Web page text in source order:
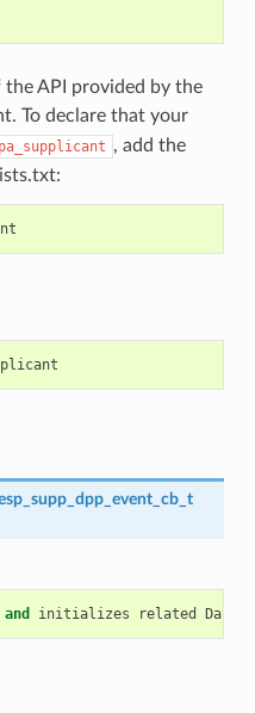
API provided by the
To declare that your
, add the
and initializes related Data